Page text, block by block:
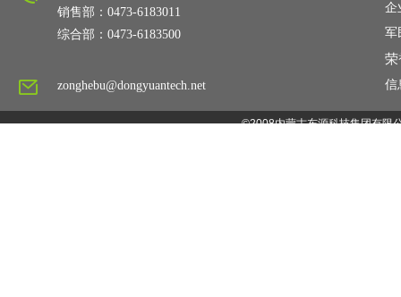
©2008内蒙古东源科技集团有限
销售部：0473-6183011
综合部：0473-6183500
zonghebu@dongyuantech.net
企
军
荣
信